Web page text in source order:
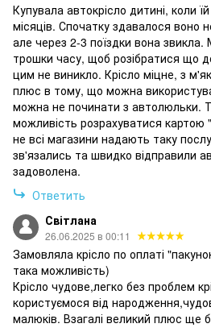
Купувала автокрісло дитині, коли
місяців. Спочатку здавалося воно
але через 2-3 поїздки вона звикла.
трошки часу, щоб розібратися що
цим не виникло. Крісло міцне, з
плюс в тому, що можна
можна не починати з автолюльки.
можливість розрахуватися
не всі магазини надають таку
зв'язались та швидко відправили
задоволена.
Ответить
Світлана
26.06.2025 в 00:11
Замовляла крісло по оплаті
така можливість)
Крісло чудове,легко без проблем
користуємося від
малюків. Взагалі великий плюс ще